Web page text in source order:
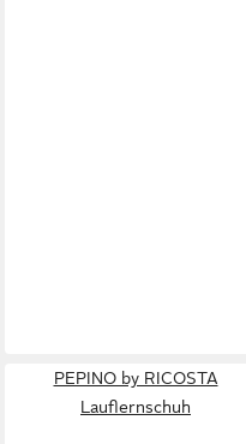
PEPINO by RICOSTA
Lauflernschuh